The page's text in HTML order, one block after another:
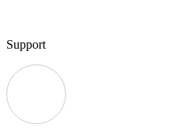
Support